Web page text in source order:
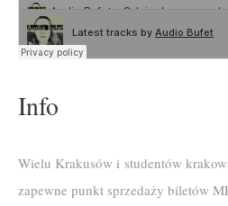
Info
Wielu Krakusów i studentów
zapewne punkt sprzedaży biletów